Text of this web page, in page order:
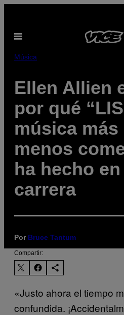
contenido
Abrir
Música
Ellen Allien
por qué
música más
menos
ha hecho
carrera
Por Bruce Tantum
Compartir:
«Justo ahora el tiempo
confundida.